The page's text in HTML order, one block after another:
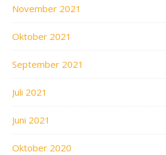
November 2021
Oktober 2021
September 2021
Juli 2021
Juni 2021
Oktober 2020